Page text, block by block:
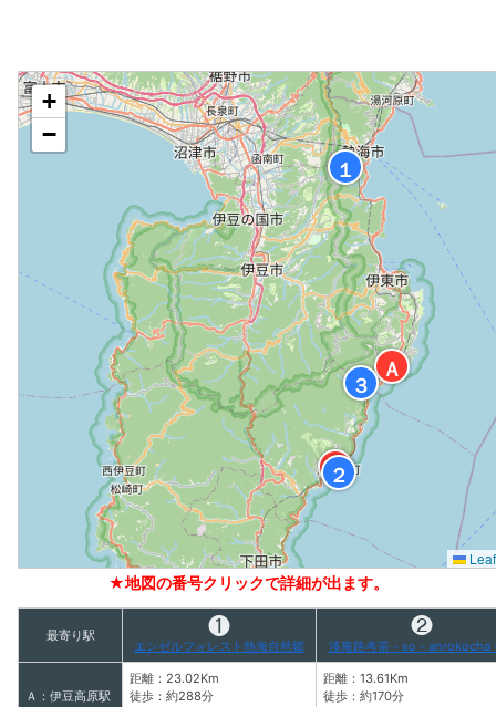
◆
Ａ
Ｂ
１
２
３
+
−
★地図の番号クリックで詳細が出ます。
最寄り駅 ❶
エンゼルフォレスト熱海自然郷
❷
湊庵路考茶－so－anrokocha
Ａ：伊豆高原駅
距離：23.02Km
徒歩：約288分
距離：13.61Km
徒歩：約170分